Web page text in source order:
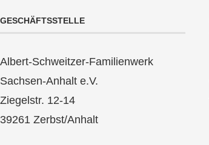
GESCHÄFTSSTELLE
Albert-Schweitzer-Familienwerk
Sachsen-Anhalt e.V.
Ziegelstr. 12-14
39261 Zerbst/Anhalt